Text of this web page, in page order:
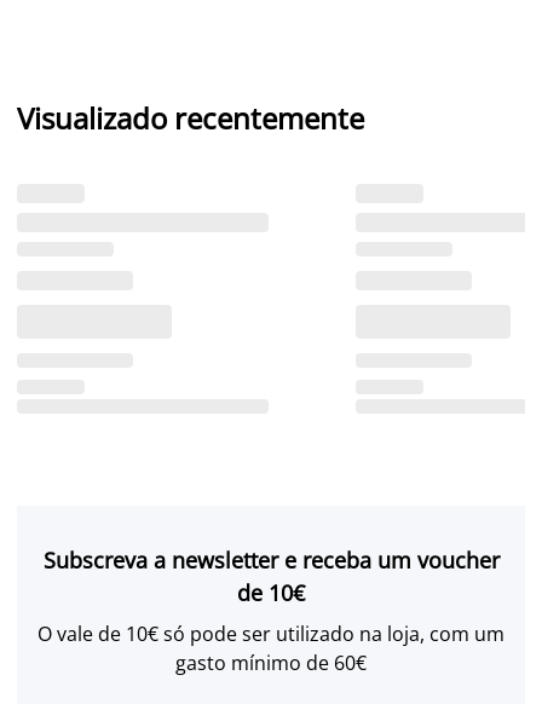
Visualizado recentemente
Subscreva a newsletter e receba um voucher
de 10€
O vale de 10€ só pode ser utilizado na loja, com um
gasto mínimo de 60€